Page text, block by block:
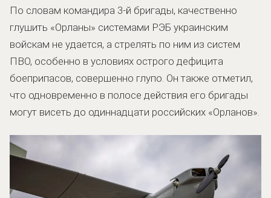
По словам командира 3-й бригады, качественно
глушить «Орланы» системами РЭБ украинским
войскам не удается, а стрелять по ним из систем
ПВО, особенно в условиях острого дефицита
боеприпасов, совершенно глупо. Он также отметил,
что одновременно в полосе действия его бригады
могут висеть до одиннадцати российских «Орланов».